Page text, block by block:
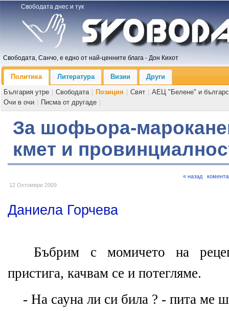
Свободата днес и тук
Свободата, Санчо, е едно от най-ценните блага - Дон Кихот
Политика Литература Визии
Други
България утре
Свободата Позиция Свят
АЕЦ "Белене" и
Очи в очи
Писма от другаде
За шофьора-
кмет и
12 Октомври 2009
« назад
Даниела Горчева
Бъбрим с момичето на
пристига, качвам се и потегляме.
- На сауна ли си била ? - пита ме